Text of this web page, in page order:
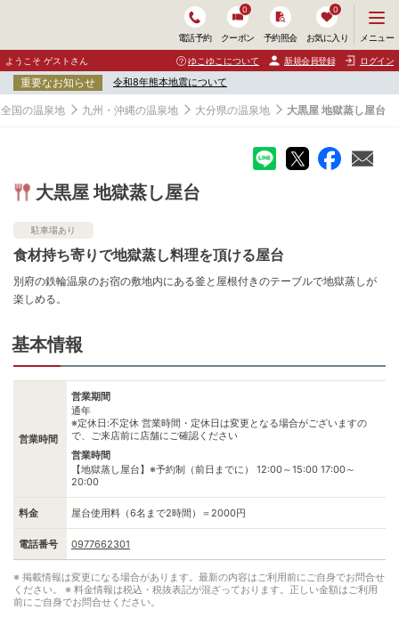
電話予約 クーポン
0
予約照会 お気に入り
0
ニ
ュ
ー
開
く
メニュー
ようこそ ゲストさん ゆこゆこについて 新規会員登録 ログイン
重要なお知らせ 令和8年熊本地震について
全国の温泉地 九州・沖縄の温泉地 大分県の温泉地 大黒屋 地獄蒸し屋台
大黒屋 地獄蒸し屋台
駐車場あり
食材持ち寄りで地獄蒸し料理を頂ける屋台
別府の鉄輪温泉のお宿の敷地内にある釜と屋根付きのテーブルで地獄蒸しが
楽しめる。
基本情報
営業時間
営業期間
通年
※定休日:不定休 営業時間・定休日は変更となる場合がございますの
で、ご来店前に店舗にご確認ください
営業時間
【地獄蒸し屋台】※予約制（前日までに） 12:00～15:00 17:00～
20:00
料金 屋台使用料（6名まで2時間）＝2000円
電話番号 0977662301
※ 掲載情報は変更になる場合があります。最新の内容はご利用前にご自身でお問合せ
ください。
※ 料金情報は税込・税抜表記が混ざっております。正しい金額はご利用
前にご自身でお問合せください。